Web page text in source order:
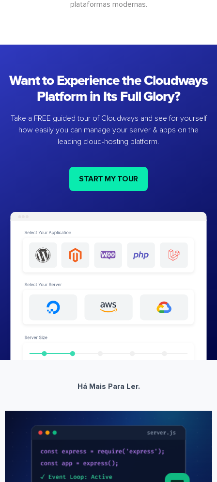
plataformas modernas.
Want to Experience the Cloudways
Platform in Its Full Glory?
Take a FREE guided tour of Cloudways and see for yourself
how easily you can manage your server & apps on the
leading cloud-hosting platform.
START MY TOUR
Há Mais Para Ler.